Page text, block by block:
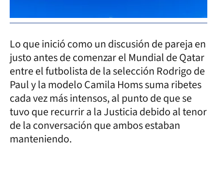
Lo que inició como un discusión de pareja en
justo antes de comenzar el Mundial de Qatar
entre el futbolista de la selección Rodrigo de
Paul y la modelo Camila Homs suma ribetes
cada vez más intensos, al punto de que se
tuvo que recurrir a la Justicia debido al tenor
de la conversación que ambos estaban
manteniendo.